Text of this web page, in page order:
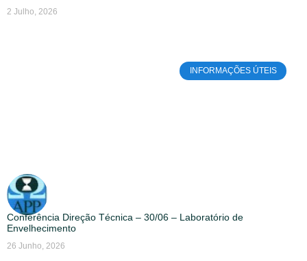
2 Julho, 2026
INFORMAÇÕES ÚTEIS
Conferência Direção Técnica – 30/06 – Laboratório de
Envelhecimento
26 Junho, 2026